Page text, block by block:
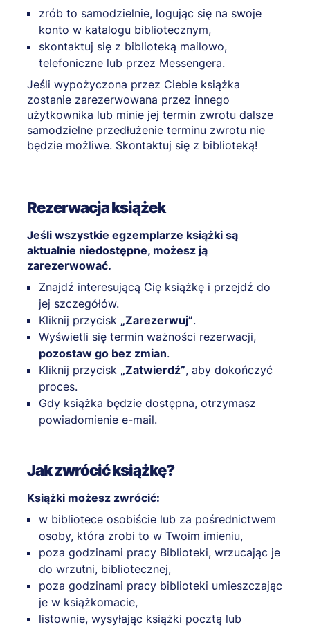
zrób to samodzielnie, logując się na swoje
konto w katalogu bibliotecznym,
skontaktuj się z biblioteką mailowo,
telefoniczne lub przez Messengera.
Jeśli wypożyczona przez Ciebie książka
zostanie zarezerwowana przez innego
użytkownika lub minie jej termin zwrotu dalsze
samodzielne przedłużenie terminu zwrotu nie
będzie możliwe. Skontaktuj się z biblioteką!
Rezerwacja książek
Jeśli wszystkie egzemplarze książki są
aktualnie niedostępne, możesz ją
zarezerwować.
Znajdź interesującą Cię książkę i przejdź do
jej szczegółów.
Kliknij przycisk „Zarezerwuj”.
Wyświetli się termin ważności rezerwacji,
pozostaw go bez zmian.
Kliknij przycisk „Zatwierdź”, aby dokończyć
proces.
Gdy książka będzie dostępna, otrzymasz
powiadomienie e-mail.
Jak zwrócić książkę?
Książki możesz zwrócić:
w bibliotece osobiście lub za pośrednictwem
osoby, która zrobi to w Twoim imieniu,
poza godzinami pracy Biblioteki, wrzucając je
do wrzutni, bibliotecznej,
poza godzinami pracy biblioteki umieszczając
je w książkomacie,
listownie, wysyłając książki pocztą lub